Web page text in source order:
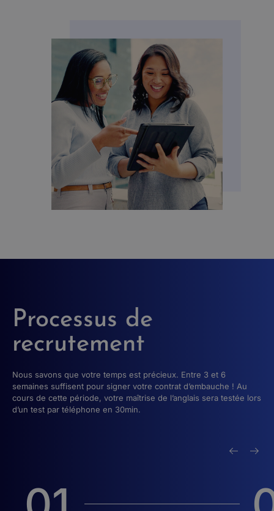
Processus de
recrutement
Nous savons que votre temps est précieux. Entre 3 et 6
semaines suffisent pour signer votre contrat d’embauche ! Au
cours de cette période, votre maîtrise de l’anglais sera testée lors
d’un test par téléphone en 30min.